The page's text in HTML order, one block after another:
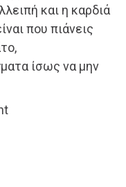
και η καρδιά
που πιάνεις
ίσως να μην